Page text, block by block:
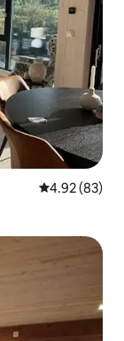
從 83 則評價
4.92 (83)